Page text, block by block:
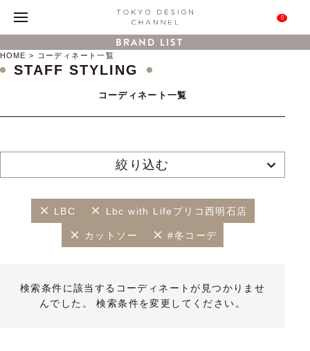
0
BRAND LIST
HOME コーディネート一覧
STAFF STYLING
コーディネート一覧
絞り込む
LBC Lbc with Lifeプリコ西明石店
カットソー #冬コーデ
検索条件に該当するコーディネートが見つかりませ
んでした。 検索条件を変更してください。